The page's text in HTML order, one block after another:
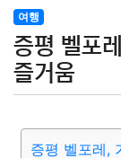
법률
질병 가요
여행
증평 벨포
즐거움
증평 벨포레,